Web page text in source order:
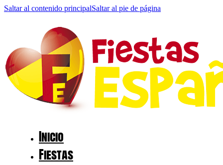
Saltar al contenido principalSaltar al pie de página
Inicio
Fiestas